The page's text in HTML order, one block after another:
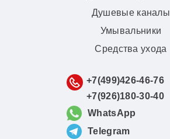
Душевые каналы
Умывальники
Средства ухода
+7(499)426-46-76
+7(926)180-30-40
WhatsApp
Telegram